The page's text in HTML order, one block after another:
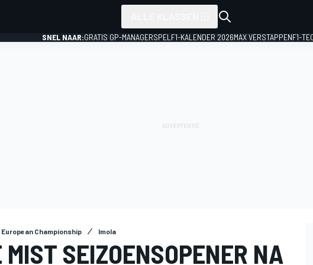
SNEL NAAR:GRATIS GP-MANAGERSPEL F1-KALENDER 2026MAX VERSTAPPENF1-
European Championship Imola
SEIZOENSOPENER NA